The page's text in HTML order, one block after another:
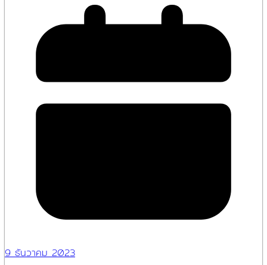
9 ธันวาคม 2023